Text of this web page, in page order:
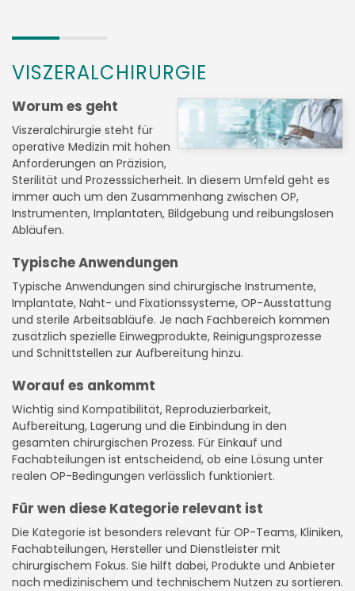
VISZERALCHIRURGIE
Worum es geht
Viszeralchirurgie steht für
operative Medizin mit hohen
Anforderungen an Präzision,
Sterilität und Prozesssicherheit. In diesem Umfeld geht es
immer auch um den Zusammenhang zwischen OP,
Instrumenten, Implantaten, Bildgebung und reibungslosen
Abläufen.
Typische Anwendungen
Typische Anwendungen sind chirurgische Instrumente,
Implantate, Naht- und Fixationssysteme, OP-Ausstattung
und sterile Arbeitsabläufe. Je nach Fachbereich kommen
zusätzlich spezielle Einwegprodukte, Reinigungsprozesse
und Schnittstellen zur Aufbereitung hinzu.
Worauf es ankommt
Wichtig sind Kompatibilität, Reproduzierbarkeit,
Aufbereitung, Lagerung und die Einbindung in den
gesamten chirurgischen Prozess. Für Einkauf und
Fachabteilungen ist entscheidend, ob eine Lösung unter
realen OP-Bedingungen verlässlich funktioniert.
Für wen diese Kategorie relevant ist
Die Kategorie ist besonders relevant für OP-Teams, Kliniken,
Fachabteilungen, Hersteller und Dienstleister mit
chirurgischem Fokus. Sie hilft dabei, Produkte und Anbieter
nach medizinischem und technischem Nutzen zu sortieren.